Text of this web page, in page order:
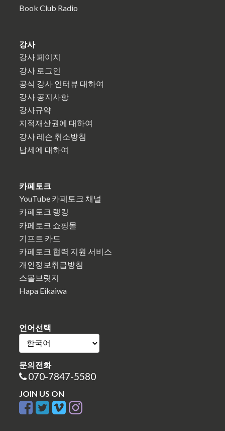
Book Club Radio
강사
강사 페이지
강사 로그인
공식 강사 인터뷰 대하여
강사 공지사항
강사규약
지적재산권에 대하여
강사 레슨 취소방침
납세에 대하여
카페토크
YouTube 카페토크 채널
카페토크 랭킹
카페토크 쇼핑몰
기프트 카드
카페토크 협력 지원 서비스
개인정보취급방침
스몰브릿지
Hapa Eikaiwa
언어선택
문의전화
070-7847-5580
JOIN US ON